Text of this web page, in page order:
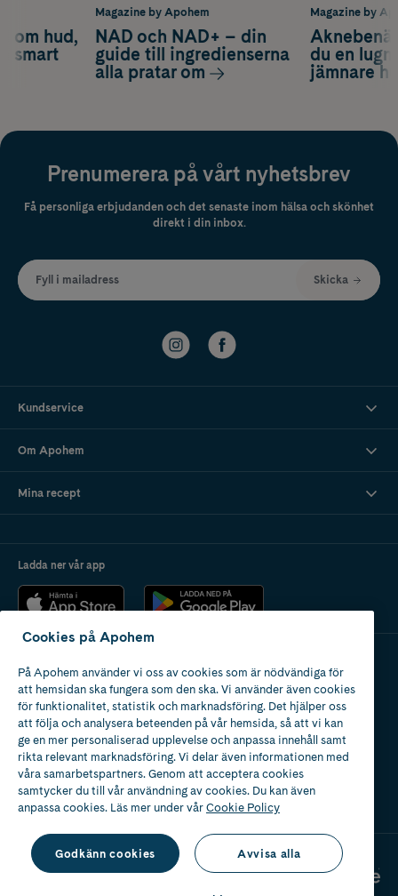
Magazine by
du en
jämnare
om hud,
smart
Magazine by Apohem
NAD och NAD+ – din
guide till ingredienserna
alla pratar om
Prenumerera på vårt nyhetsbrev
Få personliga erbjudanden och det senaste inom hälsa och skönhet
direkt i din inbox.
Fyll i mailadress Skicka
Kundservice
Om Apohem
Mina recept
Ladda ner vår app
Apotek med tillstånd
av Läkemedelsverket
2024
Cookies på Apohem
På Apohem använder vi oss av cookies som är nödvändiga för
att hemsidan ska fungera som den ska. Vi använder även cookies
för funktionalitet, statistik och marknadsföring. Det hjälper oss
att följa och analysera beteenden på vår hemsida, så att vi kan
ge en mer personaliserad upplevelse och anpassa innehåll samt
rikta relevant marknadsföring. Vi delar även informationen med
våra samarbetspartners. Genom att acceptera cookies
samtycker du till vår användning av cookies. Du kan även
anpassa cookies. Läs mer under vårCookie Policy
Godkänn cookies Avvisa alla